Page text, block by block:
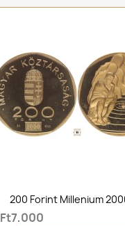
200 Forint Millenium
Ft7,000